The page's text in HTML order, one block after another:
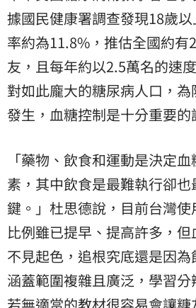
據國民健康署調查發現18歲
率約為11.8%，推估全國約有
友，且每年約以2.5萬名的速
對如此龐大的糖尿病人口，
發生，血糖控制是十分重要的
「藥物、飲食和運動是決定
素，其中飲食是最難執行卻
鍵。」杜思德說，目前台灣
比例雖已提早、提高許多，
不見起色，追根究底還是因
涵蓋範圍複雜且廣泛，學習分